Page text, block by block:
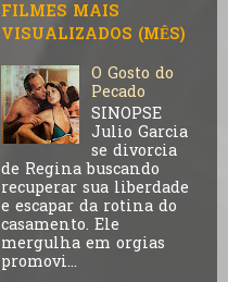
FILMES MAIS
VISUALIZADOS (MÊS)
O Gosto do
Pecado
SINOPSE
Julio Garcia
se divorcia
de Regina buscando
recuperar sua liberdade
e escapar da rotina do
casamento. Ele
mergulha em orgias
promovi...